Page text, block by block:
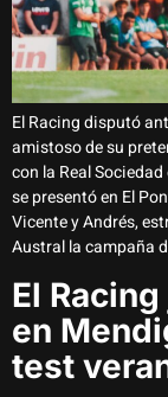
El Racing disputó
amistoso de su
con la Real
se presentó en El
Vicente y Andrés,
Austral la campaña
El
en
test